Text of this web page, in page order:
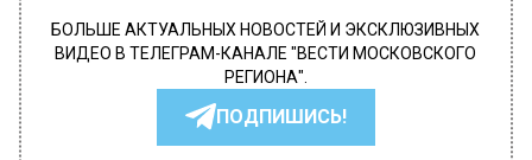
БОЛЬШЕ АКТУАЛЬНЫХ НОВОСТЕЙ И ЭКСКЛЮЗИВНЫХ
ВИДЕО В ТЕЛЕГРАМ-КАНАЛЕ "ВЕСТИ МОСКОВСКОГО
РЕГИОНА".
ПОДПИШИСЬ!